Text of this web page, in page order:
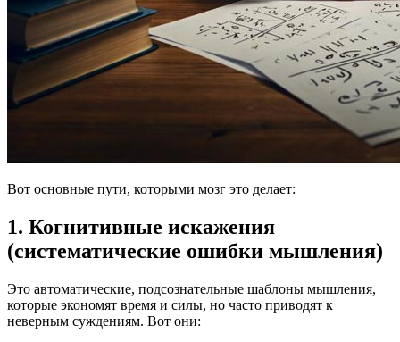
Вот основные пути, которыми мозг это делает:
1. Когнитивные искажения
(систематические ошибки мышления)
Это автоматические, подсознательные шаблоны мышления,
которые экономят время и силы, но часто приводят к
неверным суждениям. Вот они: